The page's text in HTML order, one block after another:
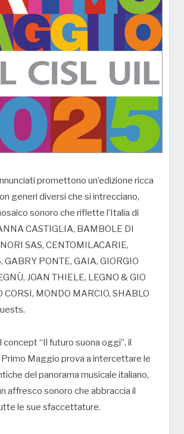
promettono un’edizione ricca
generi diversi che si intrecciano,
sonoro che riflette l’Italia di
CASTIGLIA, BAMBOLE DI
SAS, CENTOMILACARIE,
GABRY PONTE, GAIA, GIORGIO
JOAN THIELE, LEGNO & GIO
CORSI, MONDO MARCIO, SHABLO
concept “Il futuro suona oggi”, il
Maggio prova a intercettare le
del panorama musicale italiano,
affresco sonoro che abbraccia il
le sue sfaccettature.